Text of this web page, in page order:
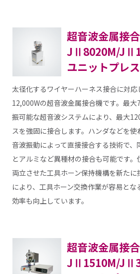
超音波金属接
JⅡ8020M/
ユニットプレ
太径化するワイヤーハーネス接合に対応
12,000Wの超音波金属接合機です。最
振可能な超音波システムにより、最大
スを強固に接合します。ハンダなどを
音波振動によって直接接合する技術で
とアルミなど異種材の接合も可能です
両立させた工具ホーン保持機構を新た
により、工具ホーン交換作業が容易と
効率も向上しています。
超音波金属接
JⅡ1510M/